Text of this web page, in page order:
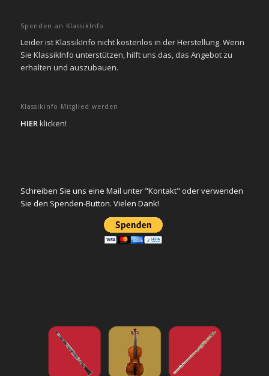
Spenden an KlassikInfo
Leider ist KlassikInfo nicht kostenlos in der Herstellung. Wenn
Sie KlassikInfo unterstützen, hilft uns das, das Angebot zu
erhalten und auszubauen.
Klassikinfo Mitglied werden
HIER klicken!
Schreiben Sie uns eine Mail unter "Kontakt" oder verwenden
Sie den Spenden-Button. Vielen Dank!